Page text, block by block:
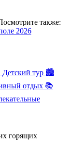
также:
2026
Детский тур 🏙️
отдых 📚
горящих